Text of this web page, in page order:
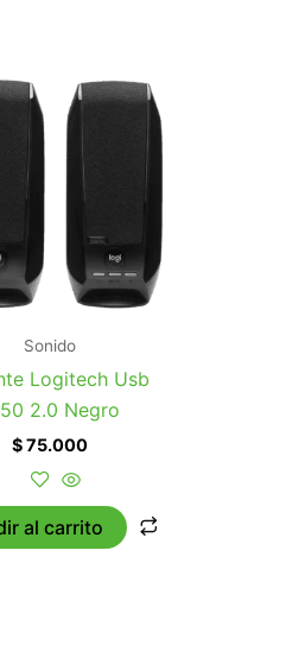
Sonido
Logitech Usb
2.0 Negro
$75.000
al carrito